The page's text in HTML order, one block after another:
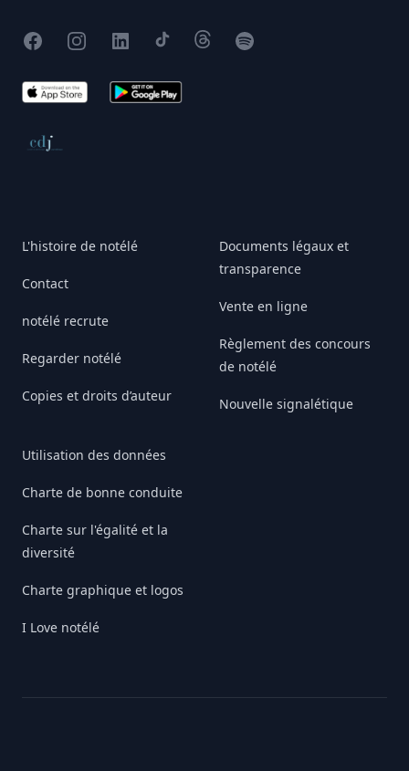
FacebookInstagram
X TikTokThreadsSpotify
App Store Google Play
Conseil de déontologie journalistique
L'histoire de notélé
Contact
notélé recrute
Regarder notélé
Copies et droits d’auteur
Utilisation des données
Charte de bonne conduite
Charte sur l'égalité et la
diversité
Charte graphique et logos
I Love notélé
Documents légaux et
transparence
Vente en ligne
Règlement des concours
de notélé
Nouvelle signalétique